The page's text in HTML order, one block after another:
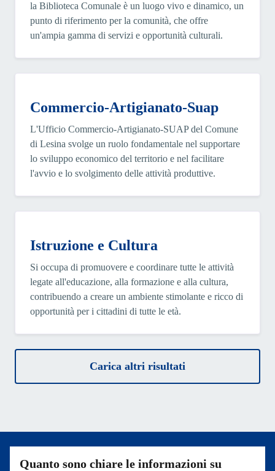
la Biblioteca Comunale è un luogo vivo e dinamico, un
punto di riferimento per la comunità, che offre
un'ampia gamma di servizi e opportunità culturali.
Commercio-Artigianato-Suap
L'Ufficio Commercio-Artigianato-SUAP del Comune
di Lesina svolge un ruolo fondamentale nel supportare
lo sviluppo economico del territorio e nel facilitare
l'avvio e lo svolgimento delle attività produttive.
Istruzione e Cultura
Si occupa di promuovere e coordinare tutte le attività
legate all'educazione, alla formazione e alla cultura,
contribuendo a creare un ambiente stimolante e ricco di
opportunità per i cittadini di tutte le età.
Carica altri risultati
Quanto sono chiare le informazioni su